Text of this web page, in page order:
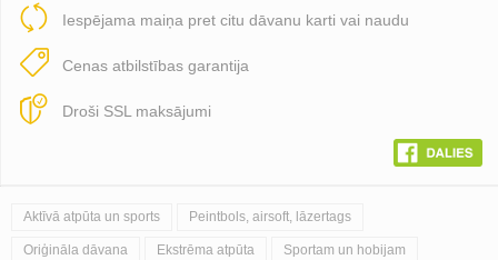
Iespējama maiņa pret citu dāvanu karti vai naudu
Cenas atbilstības garantija
Droši SSL maksājumi
Aktīvā atpūta un sports Peintbols, airsoft, lāzertags
Oriģināla dāvana Ekstrēma atpūta Sportam un hobijam